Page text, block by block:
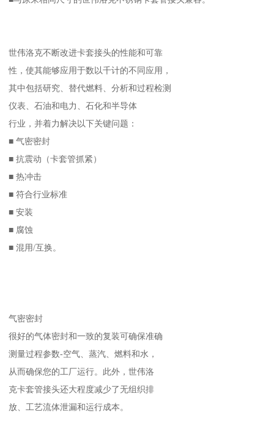
世伟洛克不断改进卡套接头的性能和可靠
性，使其能够应用于数以千计的不同应用，
其中包括研究、替代燃料、分析和过程检测
仪表、石油和电力、石化和半导体
行业，并着力解决以下关键问题：
■ 气密密封
■ 抗震动（卡套管抓紧）
■ 热冲击
■ 符合行业标准
■ 安装
■ 腐蚀
■ 混用/互换。
气密密封
很好的气体密封和一致的复装可确保准确
测量过程参数-空气、蒸汽、燃料和水，
从而确保您的工厂运行。此外，世伟洛
克卡套管接头还大程度减少了无组织排
放、工艺流体泄漏和运行成本。